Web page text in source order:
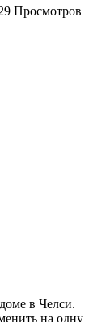
Просмотров
в Челси.
на одну